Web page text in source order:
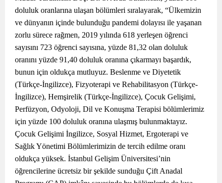
doluluk oranlarına ulaşan bölümleri sıralayarak, “Ülkemizin
ve dünyanın içinde bulunduğu pandemi dolayısı ile yaşanan
zorlu sürece rağmen, 2019 yılında 618 yerleşen öğrenci
sayısını 723 öğrenci sayısına, yüzde 81,32 olan doluluk
oranını yüzde 91,40 doluluk oranına çıkarmayı başardık,
bunun için oldukça mutluyuz. Beslenme ve Diyetetik
(Türkçe-İngilizce), Fizyoterapi ve Rehabilitasyon (Türkçe-
İngilizce), Hemşirelik (Türkçe-İngilizce), Çocuk Gelişimi,
Perfüzyon, Odyoloji, Dil ve Konuşma Terapisi bölümlerimiz
için yüzde 100 doluluk oranına ulaşmış bulunmaktayız.
Çocuk Gelişimi İngilizce, Sosyal Hizmet, Ergoterapi ve
Sağlık Yönetimi Bölümlerimizin de tercih edilme oranı
oldukça yüksek. İstanbul Gelişim Üniversitesi’nin
öğrencilerine ücretsiz bir şekilde sunduğu Çift Anadal